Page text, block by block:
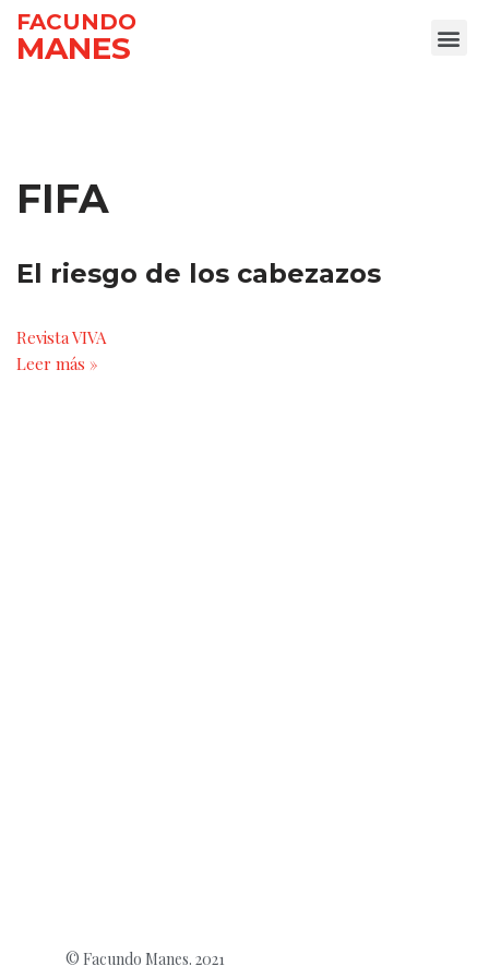
Ir
FACUNDO
MANES
FIFA
El riesgo de los cabezazos
Revista VIVA
Leer más »
© Facundo Manes. 2021